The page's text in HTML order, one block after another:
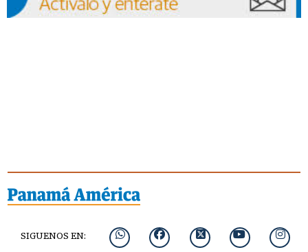
SIGUENOS EN: